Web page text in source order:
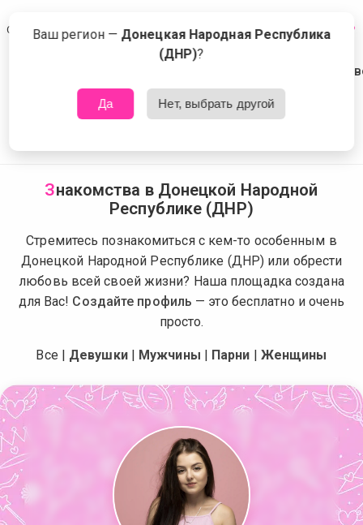
Сейчас знакомятся в Донецкой Народной Республике (ДНР) Что это?
Знакомства в Донецкой Народной
Республике (ДНР)
Стремитесь познакомиться с кем-то особенным в
Донецкой Народной Республике (ДНР) или обрести
любовь всей своей жизни? Наша площадка создана
для Вас! Создайте профиль — это бесплатно и очень
просто.
Все | Девушки| Мужчины | Парни | Женщины
Ваш регион — Донецкая Народная Республика
(ДНР)?
Да Нет, выбрать другой